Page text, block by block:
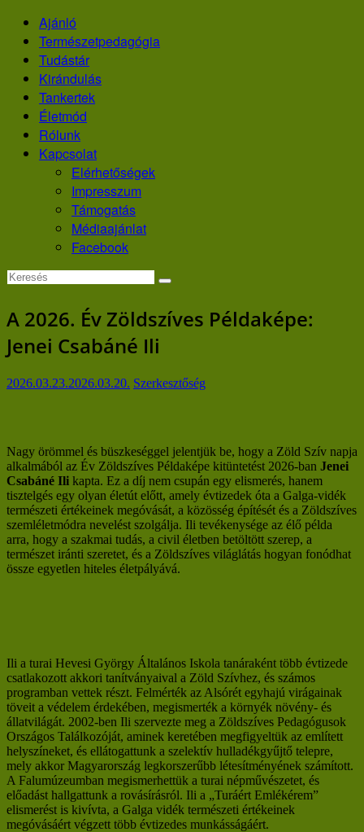
Skip
content
Ajánló
Természetpedagógia
Tudástár
Kirándulás
Tankertek
Életmód
Rólunk
Kapcsolat
Elérhetőségek
Impresszum
Támogatás
Médiaajánlat
Facebook
A 2026. Év Zöldszíves Példaképe:
Jenei Csabáné Ili
2026.03.23.2026.03.20. Szerkesztőség
Nagy örömmel és büszkeséggel jelentjük be, hogy a Zöld Szív napja
alkalmából az Év Zöldszíves Példaképe kitüntetést 2026-ban Jenei
Csabáné Ili kapta. Ez a díj nem csupán egy elismerés, hanem
tisztelgés egy olyan életút előtt, amely évtizedek óta a Galga-vidék
természeti értékeinek megóvását, a közösség építését és a Zöldszíves
szemléletmódra nevelést szolgálja. Ili tevékenysége az élő példa
arra, hogy a szakmai tudás, a civil életben betöltött szerep, a
természet iránti szeretet, és a Zöldszíves világlátás hogyan fonódhat
össze egyetlen hiteles életpályává.
Ili a turai Hevesi György Általános Iskola tanáraként több évtizede
csatlakozott akkori tanítványaival a Zöld Szívhez, és számos
programban vettek részt. Felmérték az Alsórét egyhajú virágainak
töveit a védelem érdekében, megismerték a környék növény- és
állatvilágát. 2002-ben Ili szervezte meg a Zöldszíves Pedagógusok
Országos Találkozóját, aminek keretében megfigyeltük az említett
helyszíneket, és ellátogattunk a szelektív hulladékgyűjtő telepre,
mely akkor Magyarország legkorszerűbb létesítményének számított.
A Falumúzeumban megismerhettük a turai népművészetet, és
előadást hallgattunk a rovásírásról. Ili a „Turáért Emlékérem”
elismerést is kivívta, a Galga vidék természeti értékeinek
megóvásáért végzett több évtizedes munkásságáért.